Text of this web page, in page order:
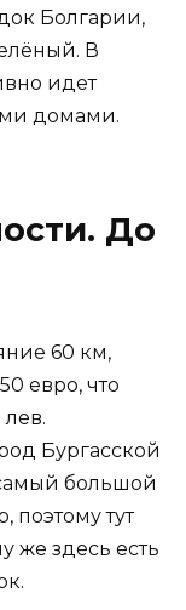
Болгарии,
В
идет
домами.
До
60 км,
евро, что
Бургасской
большой
тут
же здесь есть